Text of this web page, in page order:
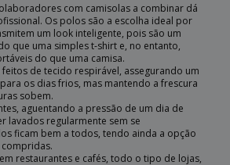
com camisolas a combinar dá
Os polos são a escolha ideal por
um look inteligente, pois são um
que uma simples t-shirt e, no entanto,
do que uma camisa.
de tecido respirável, assegurando um
os dias frios, mas mantendo a frescura
sobem.
aguentando a pressão de um dia de
lavados regularmente sem se
ficam bem a todos, tendo ainda a opção
restaurantes e cafés, todo o tipo de lojas,